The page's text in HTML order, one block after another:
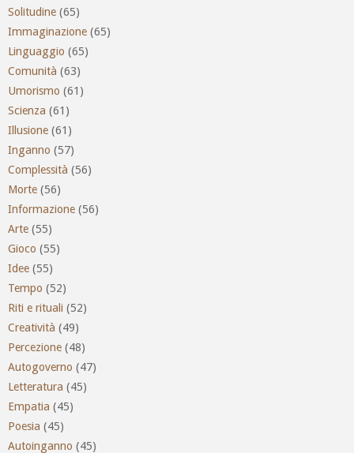
Solitudine (65)
Immaginazione (65)
Linguaggio (65)
Comunità (63)
Umorismo (61)
Scienza (61)
Illusione (61)
Inganno (57)
Complessità (56)
Morte (56)
Informazione (56)
Arte (55)
Gioco (55)
Idee (55)
Tempo (52)
Riti e rituali (52)
Creatività (49)
Percezione (48)
Autogoverno (47)
Letteratura (45)
Empatia (45)
Poesia (45)
Autoinganno (45)